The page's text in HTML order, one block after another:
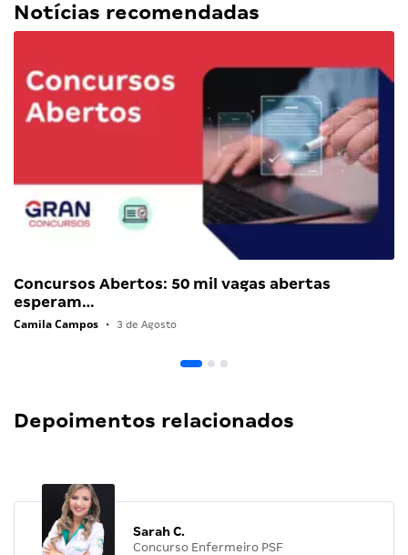
Notícias recomendadas
Concursos Abertos: 50 mil vagas abertas
esperam…
Camila Campos • 3 de Agosto
Depoimentos relacionados
Sarah C.
Concurso Enfermeiro PSF